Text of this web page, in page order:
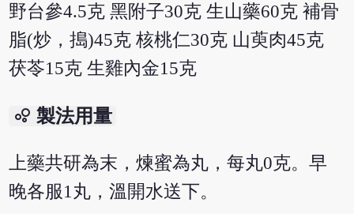
野台參4.5克 黑附子30克 生山藥60克 補骨
脂(炒，搗)45克 核桃仁30克 山萸肉45克
茯苓15克 生雞內金15克
bubble_chart 製法用量
上藥共研為末，煉蜜為丸，每丸0克。早
晚各服1丸，溫開水送下。